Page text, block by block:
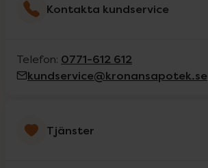
Kontakta kundservice
Telefon: 0771-612 612
kundservice@kronansapotek.se
Tjänster